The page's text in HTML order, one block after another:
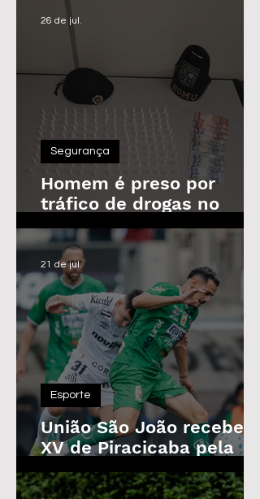
Homem é preso por
tráfico de drogas no
Parque das Árvores, em
Araras
Segurança
26 de jul.
União São João recebe o
XV de Piracicaba pela
Copa Paulista nesta
quarta-feira
Esporte
21 de jul.